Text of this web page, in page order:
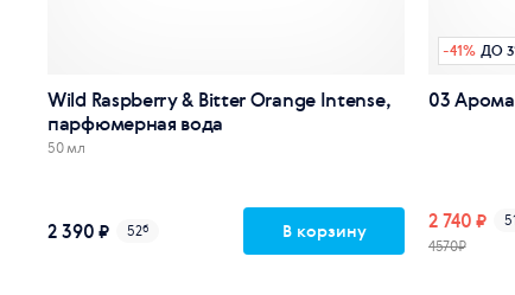
Wild Raspberry & Bitter Orange Intense,
парфюмерная вода
50 мл
2 390 ₽ 52б В корзину
-41% ДО
03
2 740 ₽
4570₽